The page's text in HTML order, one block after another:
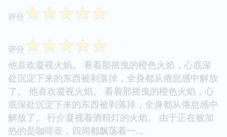
评分 ☆☆☆☆☆
评分 ☆☆☆☆☆
他喜欢凝视火焰。 看着那摇曳的橙色火焰，心底深
处沉淀下来的东西被剥落掉，全身都从倦怠感中解放
了。 他喜欢凝视火焰。 看着那摇曳的橙色火焰，心
底深处沉淀下来的东西被剥落掉，全身都从倦怠感中
解放了。 行介凝视着酒精灯的火焰。 由于正在被加
热的是咖啡壶，四周都飘荡着一...